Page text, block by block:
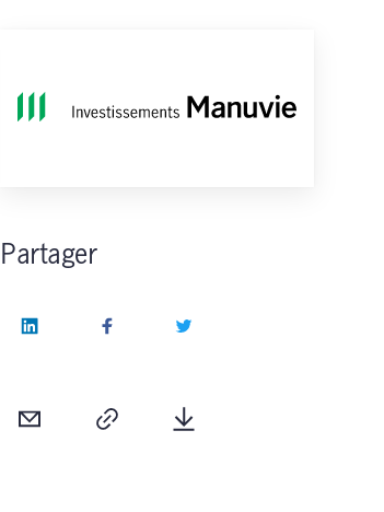
Partager
LinkedIn Facebook
Courriel